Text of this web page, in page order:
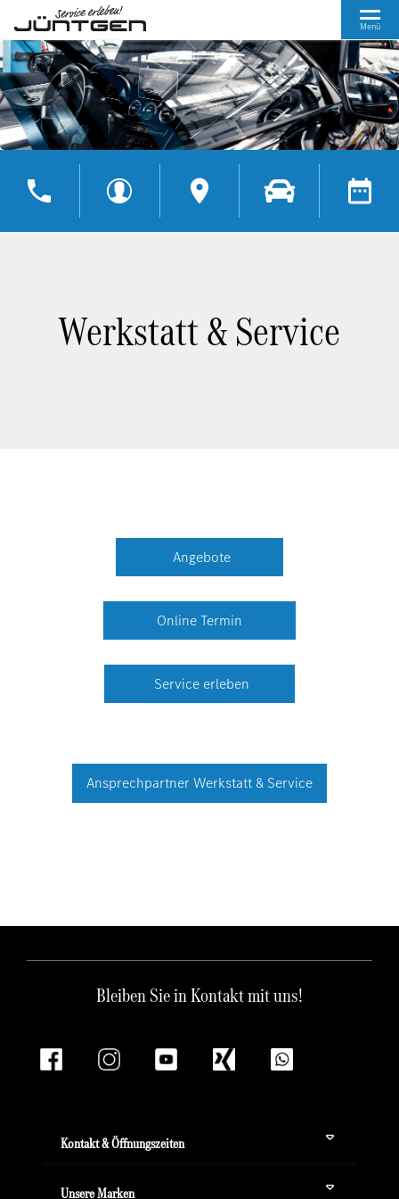
Menü
Werkstatt & Service
Angebote
Online Termin
Service erleben
Ansprechpartner Werkstatt & Service
Bleiben Sie in Kontakt mit uns!
Kontakt & Öffnungszeiten
Unsere Marken